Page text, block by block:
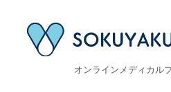
オンラインメディカル